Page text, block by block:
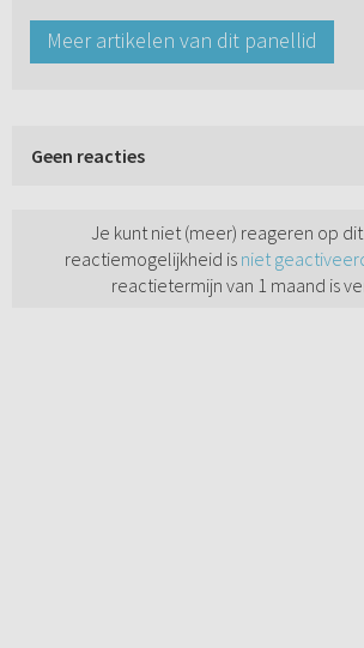
Meer artikelen van dit panellid
Geen reacties
Je kunt niet (meer) reageren op
reactiemogelijkheid is niet
reactietermijn van 1 maand is